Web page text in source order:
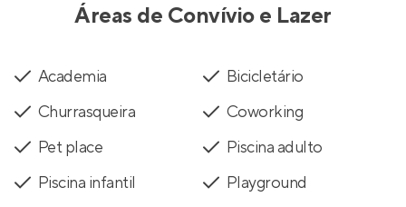
Áreas de Convívio e Lazer
Academia
Bicicletário
Churrasqueira
Coworking
Pet place
Piscina adulto
Piscina infantil
Playground